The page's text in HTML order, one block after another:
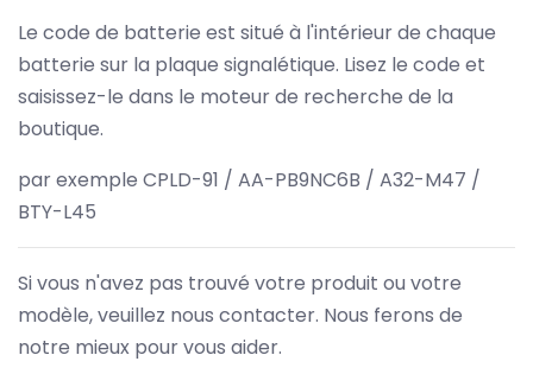
Le code de batterie est situé à l'intérieur de chaque
batterie sur la plaque signalétique. Lisez le code et
saisissez-le dans le moteur de recherche de la
boutique.
par exemple CPLD-91 / AA-PB9NC6B / A32-M47 /
BTY-L45
Si vous n'avez pas trouvé votre produit ou votre
modèle, veuillez nous contacter. Nous ferons de
notre mieux pour vous aider.